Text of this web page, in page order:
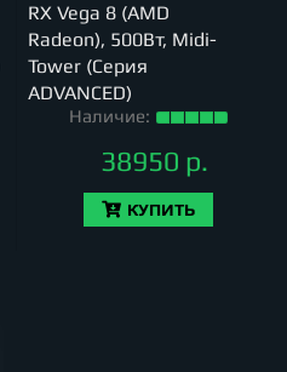
RX Vega 8 (AMD
Radeon), 500Вт, Midi-
Tower (Серия
ADVANCED)
Наличие:
38950 р.
КУПИТЬ